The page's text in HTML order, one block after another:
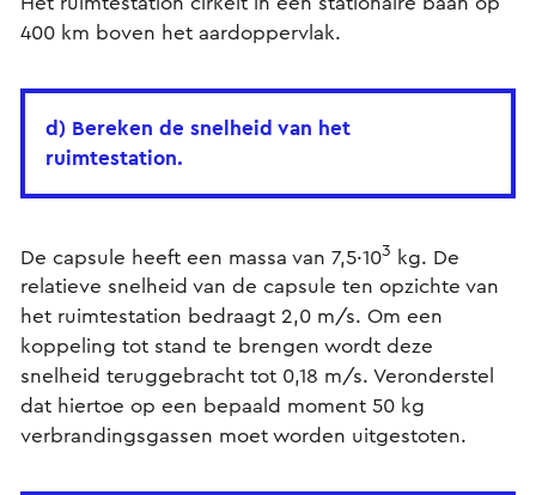
400 km boven het aardoppervlak.
d) Bereken de snelheid van het
ruimtestation.
De capsule heeft een massa van 7,5·103
kg. De
relatieve snelheid van de capsule ten opzichte van
het ruimtestation bedraagt 2,0 m/s. Om een
koppeling tot stand te brengen wordt deze
snelheid teruggebracht tot 0,18 m/s. Veronderstel
dat hiertoe op een bepaald moment 50 kg
verbrandingsgassen moet worden uitgestoten.